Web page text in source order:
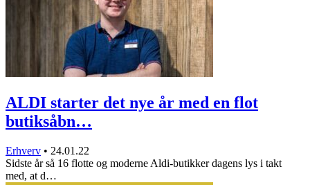
ALDI starter det nye år med en flot
butiksåbn…
Erhverv • 24.01.22
Sidste år så 16 flotte og moderne Aldi-butikker dagens lys i takt
med, at d…